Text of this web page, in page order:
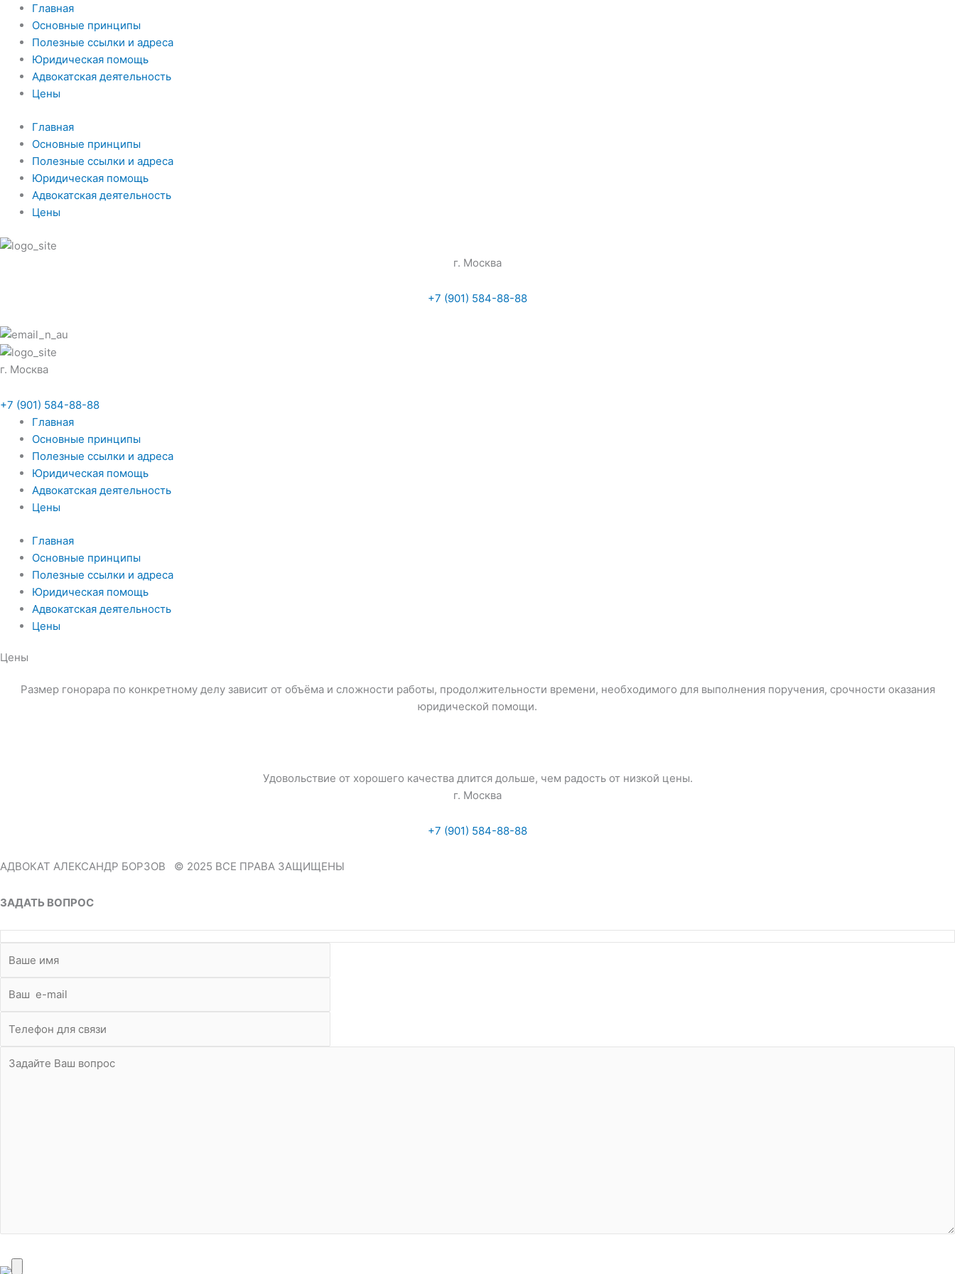
Главная
Основные принципы
Полезные ссылки и адреса
Юридическая помощь
Адвокатская деятельность
Цены
Главная
Основные принципы
Полезные ссылки и адреса
Юридическая помощь
Адвокатская деятельность
Цены
г. Москва
+7 (901) 584-88-88
г. Москва
+7 (901) 584-88-88
Главная
Основные принципы
Полезные ссылки и адреса
Юридическая помощь
Адвокатская деятельность
Цены
Главная
Основные принципы
Полезные ссылки и адреса
Юридическая помощь
Адвокатская деятельность
Цены
Цены
Размер гонорара по конкретному делу зависит от объёма и сложности работы, продолжительности времени, необходимого для выполнения поручения, срочности оказания
юридической помощи.
Удовольствие от хорошего качества длится дольше, чем радость от низкой цены.
г. Москва
+7 (901) 584-88-88
АДВОКАТ АЛЕКСАНДР БОРЗОВ © 2025 ВСЕ ПРАВА ЗАЩИЩЕНЫ
ЗАДАТЬ ВОПРОС